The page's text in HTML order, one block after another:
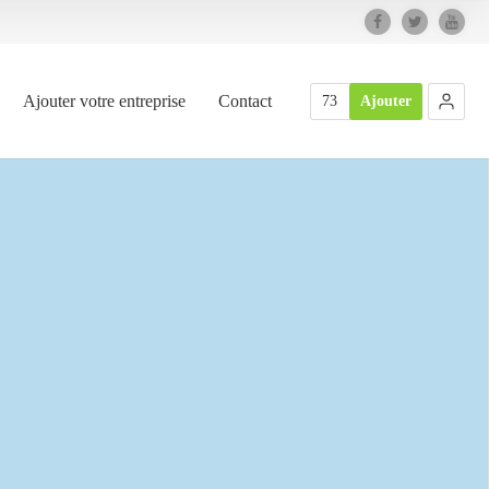
Ajouter votre entreprise Contact 73 Ajouter